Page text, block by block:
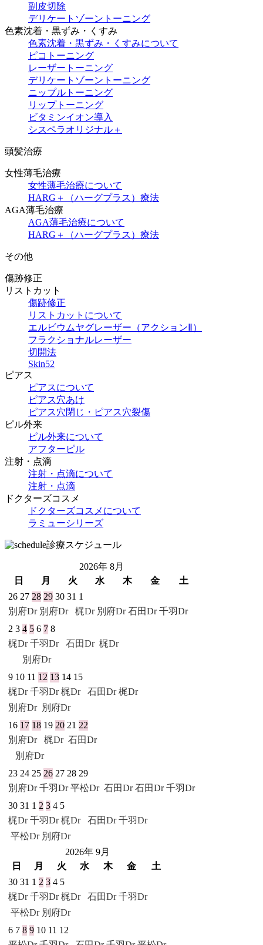
副皮切除
デリケートゾーントーニング
色素沈着・黒ずみ・くすみ
色素沈着・黒ずみ・くすみについて
ピコトーニング
レーザートーニング
デリケートゾーントーニング
ニップルトーニング
リップトーニング
ビタミンイオン導入
シスペラオリジナル＋
頭髪治療
女性薄毛治療
女性薄毛治療について
HARG＋（ハーグプラス）療法
AGA薄毛治療
AGA薄毛治療について
HARG＋（ハーグプラス）療法
その他
傷跡修正
リストカット
傷跡修正
リストカットについて
エルビウムヤグレーザー（アクションⅡ）
フラクショナルレーザー
切開法
Skin52
ピアス
ピアスについて
ピアス穴あけ
ピアス穴閉じ・ピアス穴裂傷
ピル外来
ピル外来について
アフターピル
注射・点滴
注射・点滴について
注射・点滴
ドクターズコスメ
ドクターズコスメについて
ラミューシリーズ
診療スケジュール
2026年 8月
日
月 火 水 木 金
土
26 27 28 29 30 31 1
別府Dr 別府Dr 梶Dr 別府Dr 石田Dr 千羽Dr
2 3 4 5 6 7 8
梶Dr 千羽Dr 石田Dr 梶Dr
別府Dr
9 10 11 12 13 14 15
梶Dr 千羽Dr 梶Dr 石田Dr 梶Dr
別府Dr 別府Dr
16 17 18 19 20 21 22
別府Dr
梶Dr 石田Dr
別府Dr
23 24 25 26 27 28 29
別府Dr 千羽Dr 平松Dr 石田Dr 石田Dr 千羽Dr
30 31 1 2 3 4 5
梶Dr 千羽Dr 梶Dr 石田Dr 千羽Dr
平松Dr 別府Dr
2026年 9月
日
月 火 水 木 金
土
30 31 1 2 3 4 5
梶Dr 千羽Dr 梶Dr 石田Dr 千羽Dr
平松Dr 別府Dr
6 7 8 9 10 11 12